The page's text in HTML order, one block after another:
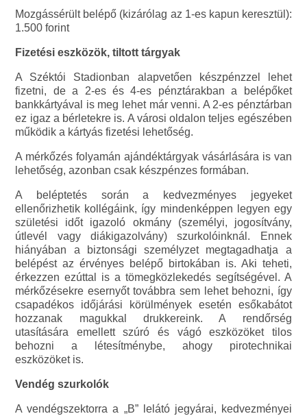
Mozgássérült belépő (kizárólag az 1-es kapun keresztül):
1.500 forint
Fizetési eszközök, tiltott tárgyak
A Széktói Stadionban alapvetően készpénzzel lehet
fizetni, de a 2-es és 4-es pénztárakban a belépőket
bankkártyával is meg lehet már venni. A 2-es pénztárban
ez igaz a bérletekre is. A városi oldalon teljes egészében
működik a kártyás fizetési lehetőség.
A mérkőzés folyamán ajándéktárgyak vásárlására is van
lehetőség, azonban csak készpénzes formában.
A beléptetés során a kedvezményes jegyeket
ellenőrizhetik kollégáink, így mindenképpen legyen egy
születési időt igazoló okmány (személyi, jogosítvány,
útlevél vagy diákigazolvány) szurkolóinknál. Ennek
hiányában a biztonsági személyzet megtagadhatja a
belépést az érvényes belépő birtokában is. Aki teheti,
érkezzen ezúttal is a tömegközlekedés segítségével. A
mérkőzésekre esernyőt továbbra sem lehet behozni, így
csapadékos időjárási körülmények esetén esőkabátot
hozzanak magukkal drukkereink. A rendőrség
utasítására emellett szúró és vágó eszközöket tilos
behozni a létesítménybe, ahogy pirotechnikai
eszközöket is.
Vendég szurkolók
A vendégszektorra a „B” lelátó jegyárai, kedvezményei